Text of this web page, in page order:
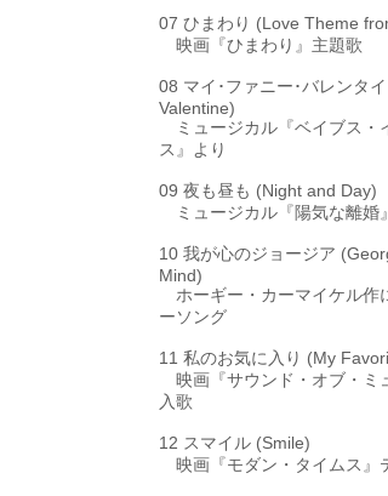
07 ひまわり (Love Theme
映画『ひまわり』主題歌
08 マイ･ファニー･バレンタイ
Valentine)
ミュージカル『ベイブス・
ス』より
09 夜も昼も (Night and Day)
ミュージカル『陽気な離婚
10 我が心のジョージア
Mind)
ホーギー・カーマイケル作
ーソング
11 私のお気に入り (My
映画『サウンド・オブ・ミ
入歌
12 スマイル (Smile)
映画『モダン・タイムス』